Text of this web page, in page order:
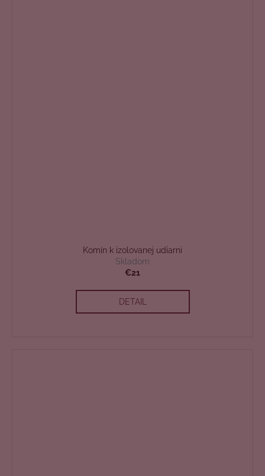
Komín k izolovanej udiarni
Skladom
€21
DETAIL